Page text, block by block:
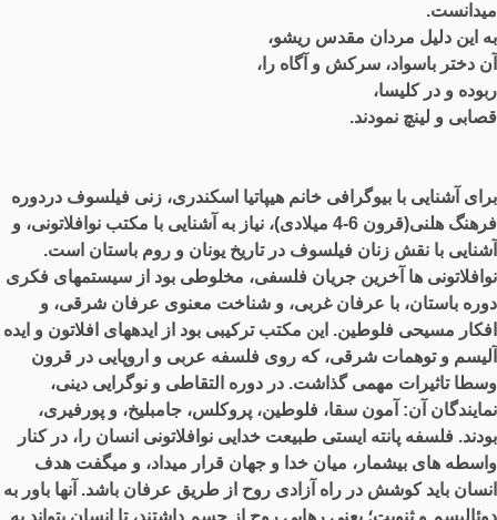
میدانست.
به این دلیل مردان مقدس ریشو،
آن دختر باسواد، سرکش و آگاه را،
ربوده و در کلیسا،
قصابی و لینچ نمودند.
برای آشنایی با بیوگرافی خانم هیپاتیا اسکندری، زنی فیلسوف دردوره
فرهنگ هلنی(قرون 6-4 میلادی)، نیاز به آشنایی با مکتب نوافلاتونی، و
آشنایی با نقش زنان فیلسوف در تاریخ یونان و روم باستان است.
نوافلاتونی ها آخرین جریان فلسفی، مخلوطی بود از سیستمهای فکری
دوره باستان، با عرفان غربی، و شناخت معنوی عرفان شرقی، و
افکار مسیحی فلوطین. این مکتب ترکیبی بود از ایدههای افلاتون و ایده
آلیسم و توهمات شرقی، که روی فلسفه عربی و اروپایی در قرون
وسطا تاثیرات مهمی گذاشت. در دوره التقاطی و نوگرایی دینی،
نمایندگان آن: آمون سقا، فلوطین، پروکلس، جامبلیخ، و پورفیری،
بودند. فلسفه پانته ایستی طبیعت خدایی نوافلاتونی انسان را، در کنار
واسطه های بیشمار، میان خدا و جهان قرار میداد، و میگفت هدف
انسان باید کوشش در راه آزادی روح از طریق عرفان باشد. آنها باور به